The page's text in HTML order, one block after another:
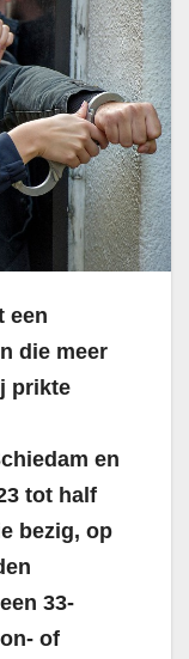
een
die meer
prikte
en
tot half
bezig, op
33-
of